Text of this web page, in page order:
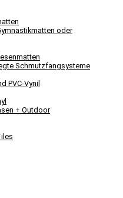
oder
Schmutzfangsysteme
PVC-Vynil
+ Outdoor